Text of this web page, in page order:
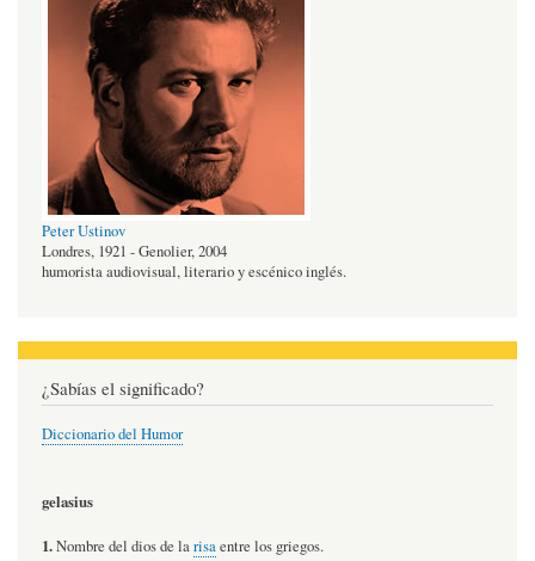
Peter Ustinov
Londres, 1921 - Genolier, 2004
humorista audiovisual, literario y escénico inglés.
¿Sabías el significado?
Diccionario del Humor
gelasius
1.Nombre del dios de larisaentre los griegos.